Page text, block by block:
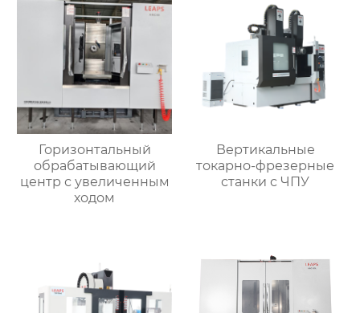
Горизонтальный
обрабатывающий
центр с увеличенным
ходом
Вертикальные
токарно-фрезерные
станки с ЧПУ